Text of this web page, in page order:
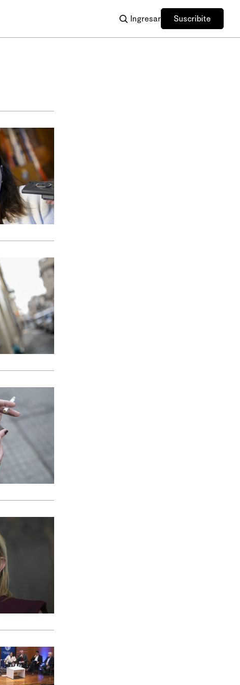
Ingresar Suscribite